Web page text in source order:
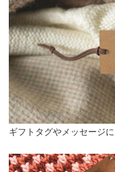
ギフトタグやメッセージに